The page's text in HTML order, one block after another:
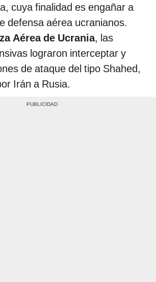
cuya finalidad es engañar a
defensa aérea ucranianos.
Aérea de Ucrania, las
lograron interceptar y
de ataque del tipo Shahed,
Irán a Rusia.